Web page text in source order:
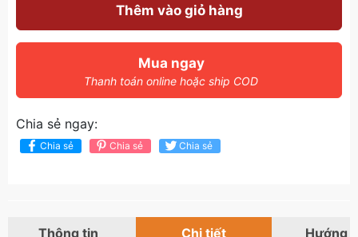
Thêm vào giỏ hàng
Mua ngay
Thanh toán online hoặc ship COD
Chia sẻ ngay:
Chia sẻ Chia sẻ Chia sẻ
Thông tin Chi tiết Hướng